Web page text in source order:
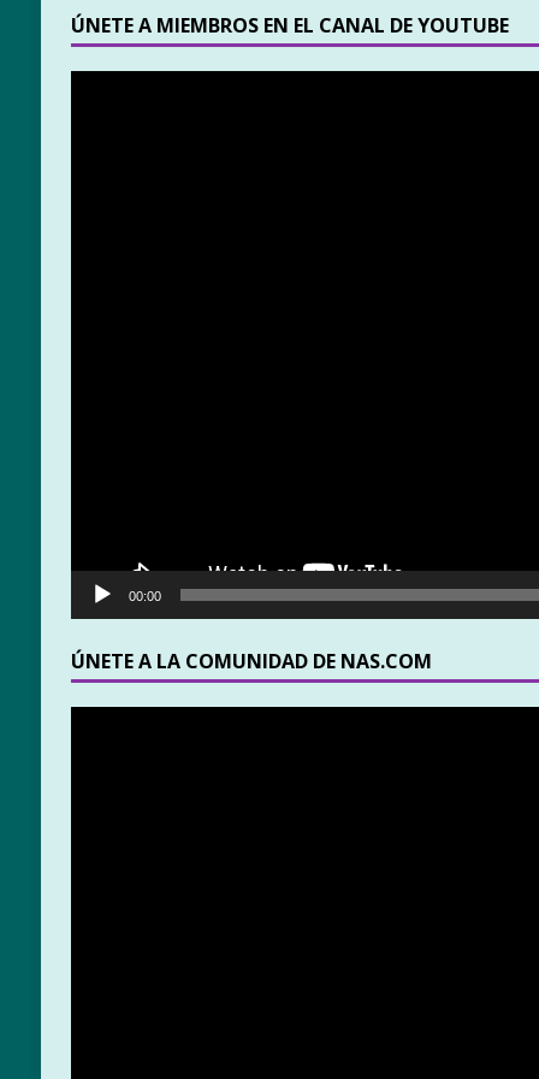
ÚNETE A MIEMBROS EN EL CANAL DE YOUTUBE
00:00
ÚNETE A LA COMUNIDAD DE NAS.COM